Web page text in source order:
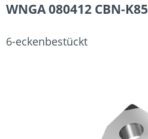
WNGA 080412 CBN-K85
6-eckenbestückt